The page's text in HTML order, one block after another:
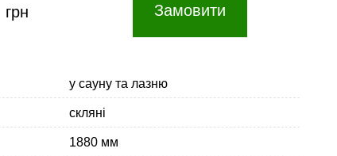
грн Замовити
у сауну та лазню
скляні
1880 мм